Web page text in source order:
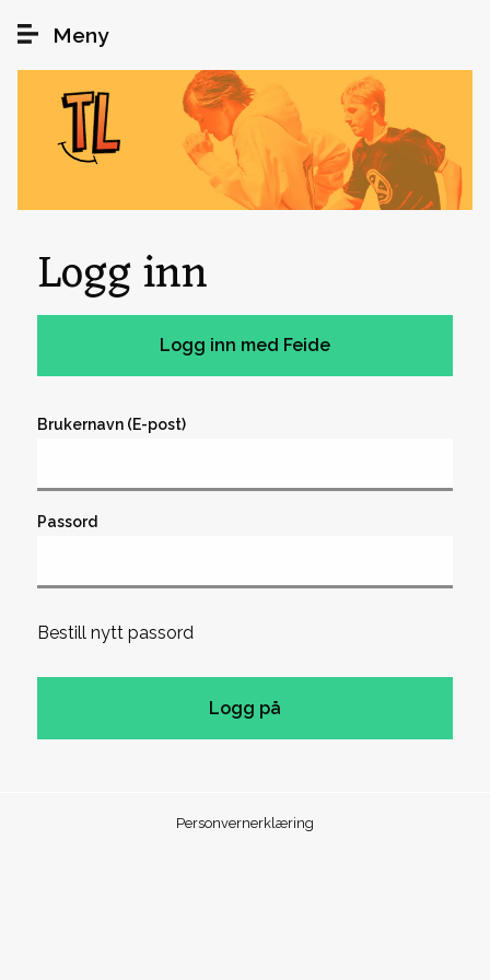
Meny
Logg inn
Brukernavn (E-post)
Passord
Bestill nytt passord
Personvernerklæring